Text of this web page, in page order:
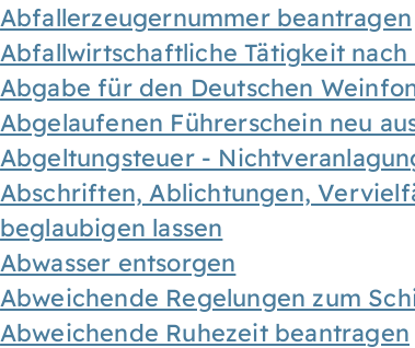
Abfallerzeugernummer beantragen
Abfallwirtschaftliche Tätigkeit
Abgabe für den Deutschen
Abgelaufenen Führerschein neu
Abgeltungsteuer -
Abschriften, Ablichtungen,
beglaubigen lassen
Abwasser entsorgen
Abweichende Regelungen zum
Abweichende Ruhezeit beantragen